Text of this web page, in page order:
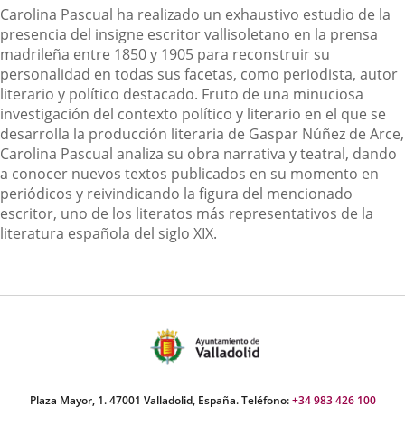
Descripción
Carolina Pascual ha realizado un exhaustivo estudio de la
presencia del insigne escritor vallisoletano en la prensa
madrileña entre 1850 y 1905 para reconstruir su
personalidad en todas sus facetas, como periodista, autor
literario y político destacado. Fruto de una minuciosa
investigación del contexto político y literario en el que se
desarrolla la producción literaria de Gaspar Núñez de Arce,
Carolina Pascual analiza su obra narrativa y teatral, dando
a conocer nuevos textos publicados en su momento en
periódicos y reivindicando la figura del mencionado
escritor, uno de los literatos más representativos de la
literatura española del siglo XIX.
Plaza Mayor, 1. 47001 Valladolid, España. Teléfono:+34 983 426 100